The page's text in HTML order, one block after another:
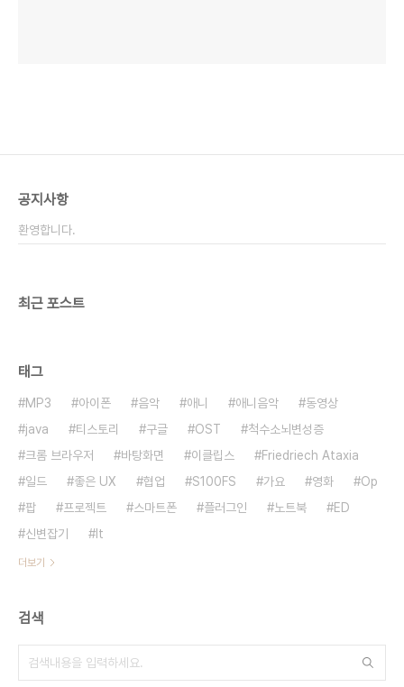
공지사항
환영합니다.
최근 포스트
태그
MP3 아이폰 음악 애니 애니음악
동영상
java
티스토리 구글 OST
척수소뇌변성증
크롬 브라우저
바탕화면 이클립스
Friedriech Ataxia
일드
좋은 UX 협업 S100FS 가요 영화
Op
팝
프로젝트 스마트폰 플러그인 노트북
ED
신변잡기
It
더보기
검색